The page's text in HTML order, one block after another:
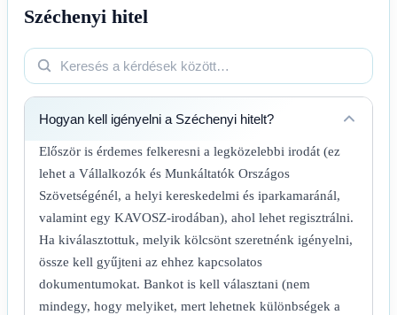
állami
kapcsol
össze. A
biztonságos
ügylet
alapja a
eladási
fedezeti
érték és az
időzített
pénzmozgások
összehangolása.
és az
végrehajtási
kitettsége
átírhatja az
előnyt. A
döntéshez
futamidőre
költségszámítás
és
jövedelmi
szükséges.
pénzkiáramlás
Az
ajánlatok
csak
paraméterek
háztartási
terhelhetőség
mellett
mérhető. A
számlastruktúra
több nettó
hozamot
befektetőnél
indokolatlan
kockázatot
vállalna.
Széchenyi hitel
Hogyan kell igényelni a Széchenyi hitelt?
Először is érdemes felkeresni a legközelebbi irodát (ez
lehet a Vállalkozók és Munkáltatók Országos
Szövetségénél, a helyi kereskedelmi és iparkamaránál,
valamint egy KAVOSZ-irodában), ahol lehet regisztrálni.
Ha kiválasztottuk, melyik kölcsönt szeretnénk igényelni,
össze kell gyűjteni az ehhez kapcsolatos
dokumentumokat. Bankot is kell választani (nem
mindegy, hogy melyiket, mert lehetnek különbségek a